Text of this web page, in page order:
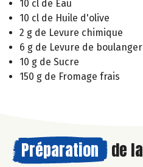
10 cl de Eau
10 cl de Huile d'olive
2 g de Levure chimique
6 g de Levure de boulanger
10 g de Sucre
150 g de Fromage frais
Préparation de la